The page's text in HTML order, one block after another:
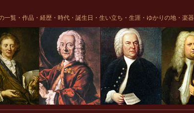
一覧・作品・経歴・時代・誕生日・生い立ち・生涯・ゆかりの地・楽器